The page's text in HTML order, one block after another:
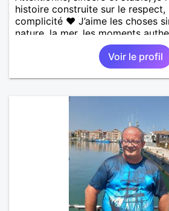
histoire construite sur le
complicité ❤️ J’aime les choses
nature, la mer, les moments
personnes au grand cœur 🌊🌿
affectueux, j’adore les petits
et les calinous réguliers 😊❤️ La
par peser, alors si tu es en
temps de discuter… et laissons
Voir le profil